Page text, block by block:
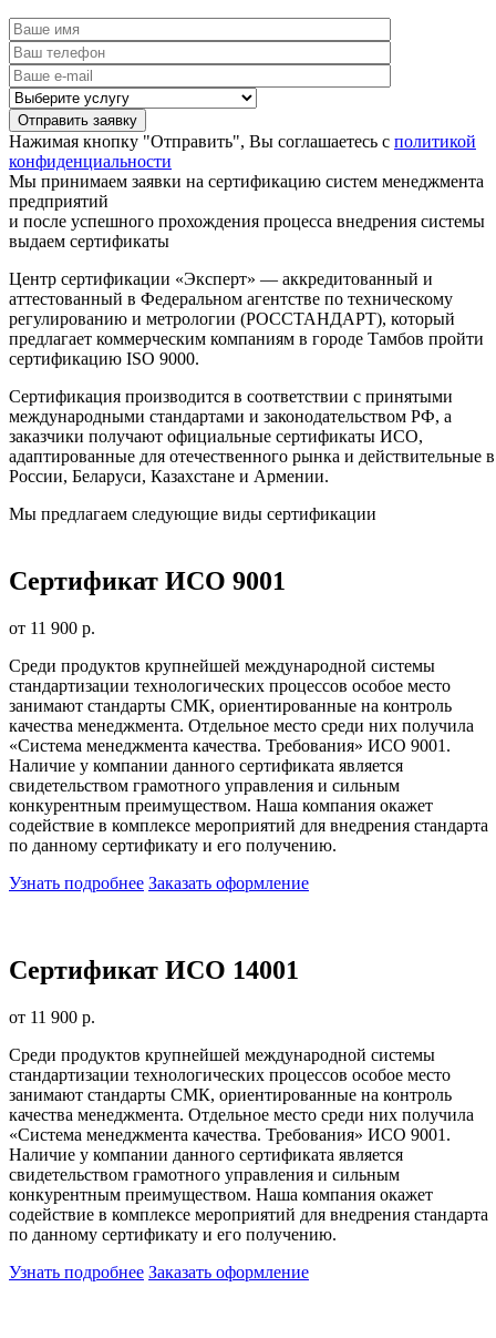
Нажимая кнопку "Отправить", Вы соглашаетесь с политикой
конфиденциальности
Мы принимаем заявки на сертификацию систем менеджмента
предприятий
и после успешного прохождения процесса внедрения системы
выдаем сертификаты
Центр сертификации «Эксперт» — аккредитованный и
аттестованный в Федеральном агентстве по техническому
регулированию и метрологии (РОССТАНДАРТ), который
предлагает коммерческим компаниям в городе Тамбов пройти
сертификацию ISO 9000.
Сертификация производится в соответствии с принятыми
международными стандартами и законодательством РФ, а
заказчики получают официальные сертификаты ИСО,
адаптированные для отечественного рынка и действительные в
России, Беларуси, Казахстане и Армении.
Мы предлагаем следующие виды сертификации
Сертификат ИСО 9001
от 11 900 р.
Среди продуктов крупнейшей международной системы
стандартизации технологических процессов особое место
занимают стандарты СМК, ориентированные на контроль
качества менеджмента. Отдельное место среди них получила
«Система менеджмента качества. Требования» ИСО 9001.
Наличие у компании данного сертификата является
свидетельством грамотного управления и сильным
конкурентным преимуществом. Наша компания окажет
содействие в комплексе мероприятий для внедрения стандарта
по данному сертификату и его получению.
Узнать подробнее Заказать оформление
Сертификат ИСО 14001
от 11 900 р.
Среди продуктов крупнейшей международной системы
стандартизации технологических процессов особое место
занимают стандарты СМК, ориентированные на контроль
качества менеджмента. Отдельное место среди них получила
«Система менеджмента качества. Требования» ИСО 9001.
Наличие у компании данного сертификата является
свидетельством грамотного управления и сильным
конкурентным преимуществом. Наша компания окажет
содействие в комплексе мероприятий для внедрения стандарта
по данному сертификату и его получению.
Узнать подробнее Заказать оформление